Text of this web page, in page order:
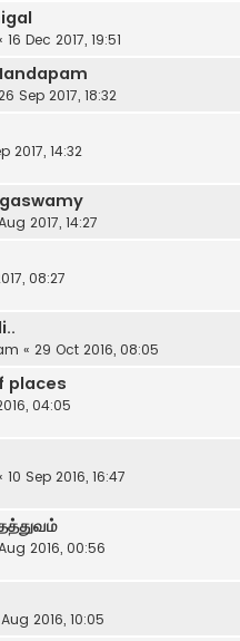
16 Dec 2017, 19:51
Sep 2017, 18:32
2017, 14:32
2017, 14:27
08:27
« 29 Oct 2016, 08:05
places
04:05
10 Sep 2016, 16:47
2016, 00:56
Aug 2016, 10:05